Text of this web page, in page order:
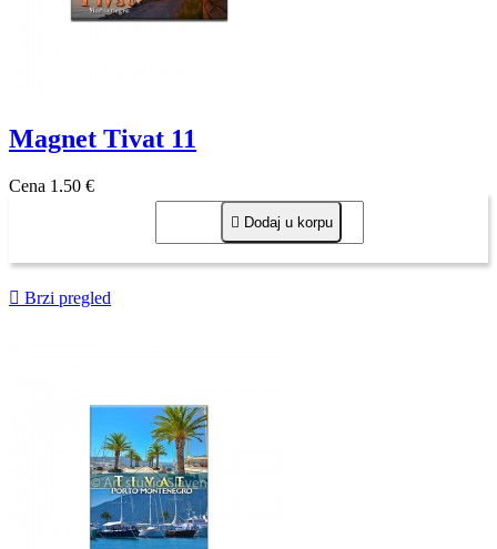
Magnet Tivat 11
Cena 1,50 €
 Dodaj u korpu
 Brzi pregled